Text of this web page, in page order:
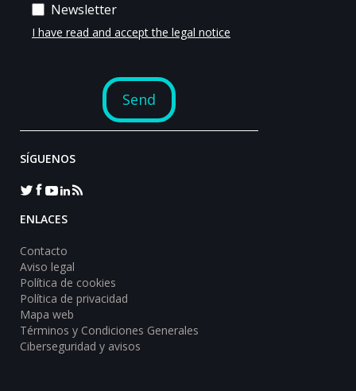
SÍGUENOS
ENLACES
Contacto
Aviso legal
Política de cookies
Política de privacidad
Mapa web
Términos y Condiciones Generales
Ciberseguridad y avisos